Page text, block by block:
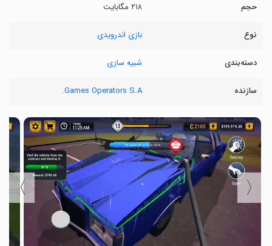
حجم ۲۱۸ مگابایت
نوع بازی اندرویدی
دسته‌بندی شبیه سازی
سازنده Games Operators S.A.
〈
〉